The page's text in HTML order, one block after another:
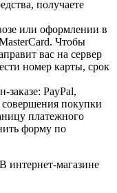
получаете
или оформлении в
Чтобы
вас на сервер
номер карты, срок
PayPal,
покупки
платежного
форму по
интернет-магазине